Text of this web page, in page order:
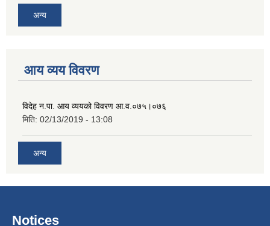
अन्य
आय व्यय विवरण
विदेह न.पा. आय व्ययको विवरण आ.व.०७५।०७६
मिति: 02/13/2019 - 13:08
अन्य
Notices